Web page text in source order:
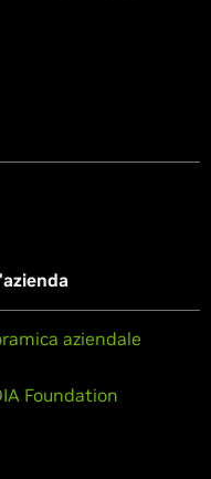
aziendale
Foundation